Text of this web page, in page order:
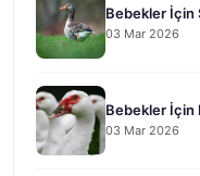
Bebekler İçin
03 Mar 2026
Bebekler İçin
03 Mar 2026